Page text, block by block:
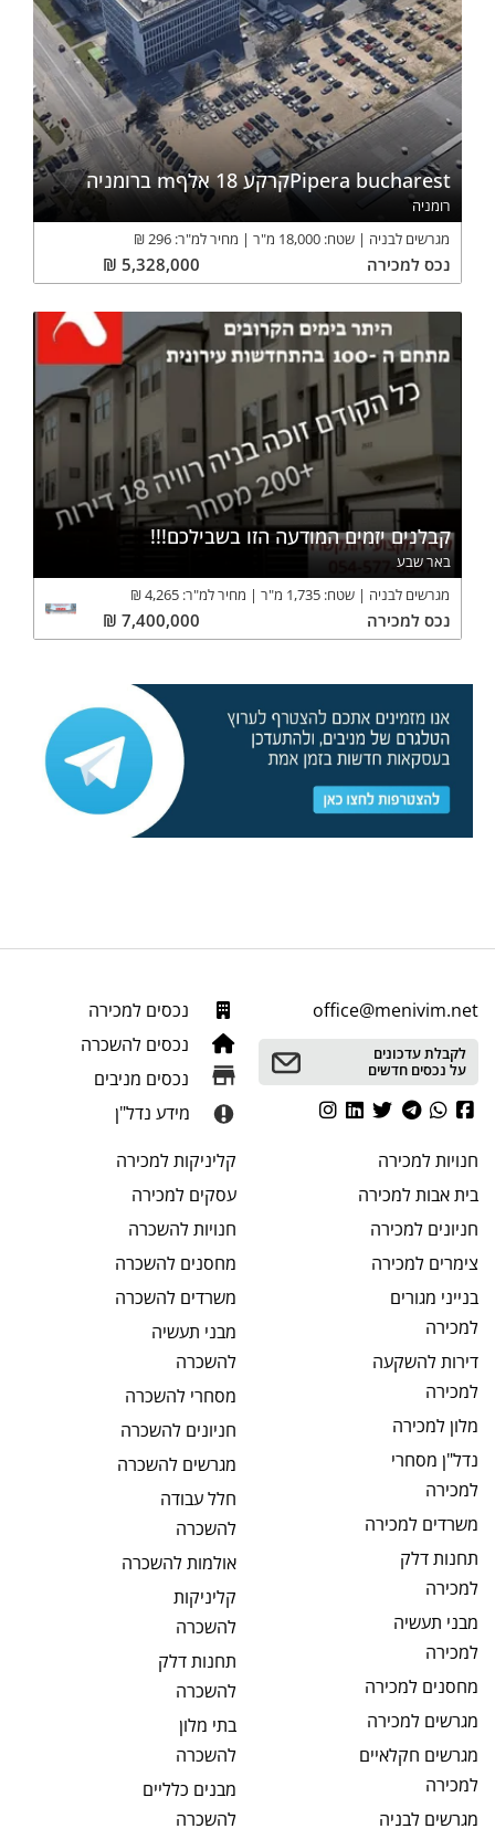
Pipera bucharestקרקע 18 אלףm ברומניה
רומניה
מגרשים לבניה
שטח: 18,000 מ"ר מחיר למ"ר: 296
₪
נכס למכירה 5,328,000
₪
קבלנים יזמים המודעה הזו בשבילכם!!!
באר שבע
מגרשים לבניה
שטח: 1,735 מ"ר מחיר למ"ר: 4,265
₪
נכס למכירה 7,400,000
₪
office@menivim.net
לקבלת עדכונים
על נכסים חדשים
נכסים למכירה
נכסים להשכרה
נכסים מניבים
מידע נדל"ן
חנויותלמכירה
בית אבותלמכירה
חניונים למכירה
צימרים למכירה
בנייני מגורים
למכירה
דירות להשקעה
למכירה
מלון למכירה
נדל"ן מסחרי
למכירה
משרדים למכירה
תחנות דלק
למכירה
מבני תעשיה
למכירה
מחסנים למכירה
מגרשים למכירה
מגרשים חקלאיים
למכירה
מגרשים לבניה
קליניקותלמכירה
עסקים למכירה
חנויותלהשכרה
מחסנים להשכרה
משרדים להשכרה
מבני תעשיה
להשכרה
מסחרי להשכרה
חניונים להשכרה
מגרשים להשכרה
חלל עבודה
להשכרה
אולמותלהשכרה
קליניקות
להשכרה
תחנות דלק
להשכרה
בתי מלון
להשכרה
מבנים כלליים
להשכרה